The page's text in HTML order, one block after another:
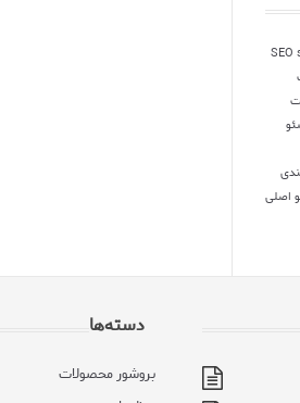
SEO
اصلی
دسته‌ها
بروشور محصولات